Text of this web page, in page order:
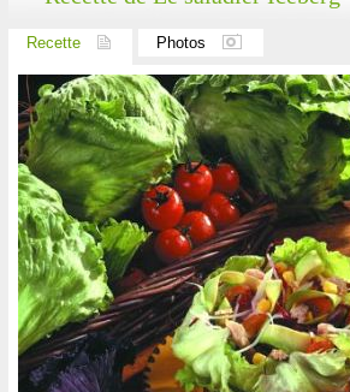
Recette Photos